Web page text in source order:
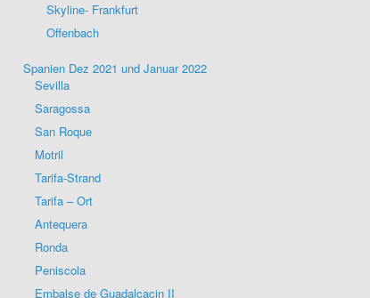
Skyline- Frankfurt
Offenbach
Spanien Dez 2021 und Januar 2022
Sevilla
Saragossa
San Roque
Motril
Tarifa-Strand
Tarifa – Ort
Antequera
Ronda
Peniscola
Embalse de Guadalcacin II